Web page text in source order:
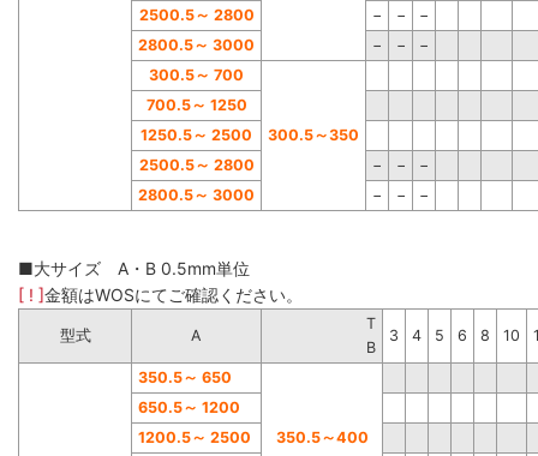
2500.5～ 2800 − −
−
2800.5～ 3000 − −
−
300.5～ 700
300.5～350
700.5～ 1250
1250.5～ 2500
2500.5～ 2800 − −
−
2800.5～ 3000 − − −
■大サイズ A・B 0.5mm単位
[ ! ]金額はWOSにてご確認ください。
型式 A
T
B
3 4 5 6 8 10
350.5～ 650
350.5～400
650.5～ 1200
1200.5～ 2500